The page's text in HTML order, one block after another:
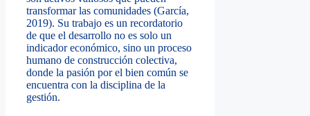
transformar las comunidades (García,
2019). Su trabajo es un recordatorio
de que el desarrollo no es solo un
indicador económico, sino un proceso
humano de construcción colectiva,
donde la pasión por el bien común se
encuentra con la disciplina de la
gestión.